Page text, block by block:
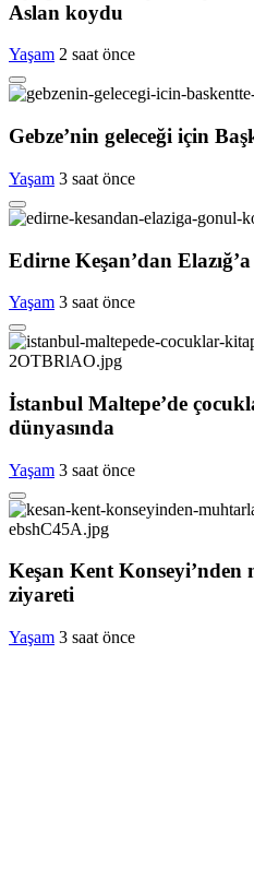
Aslan koydu
Yaşam 2 saat önce
Gebze’nin geleceği için
Yaşam 3 saat önce
Edirne Keşan’dan
Yaşam 3 saat önce
İstanbul Maltepe’de
dünyasında
Yaşam 3 saat önce
Keşan Kent
ziyareti
Yaşam 3 saat önce